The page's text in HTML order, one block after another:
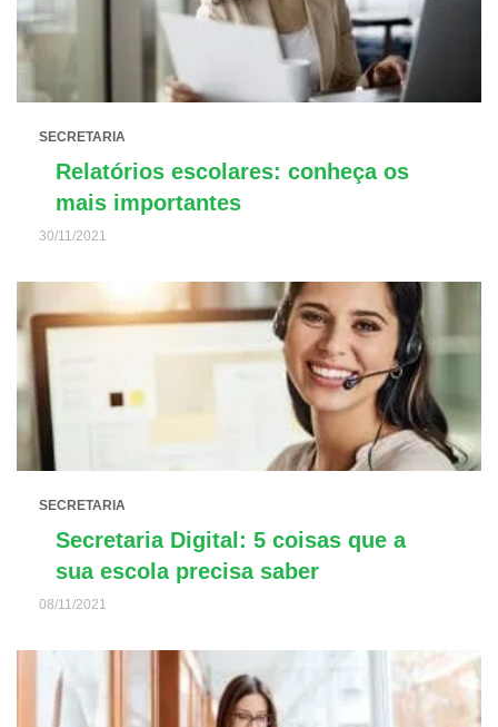
SECRETARIA
Relatórios escolares: conheça os
mais importantes
30/11/2021
SECRETARIA
Secretaria Digital: 5 coisas que a
sua escola precisa saber
08/11/2021